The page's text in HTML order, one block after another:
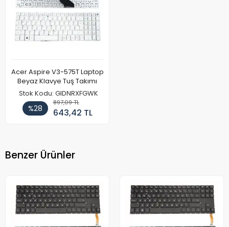
Acer Aspire V3-575T Laptop
Beyaz Klavye Tuş Takımı
Stok Kodu: GIDNRXFGWK
%28
897,09 TL
643,42 TL
Benzer Ürünler